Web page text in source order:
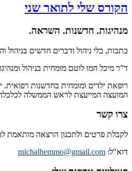
הקורס שלי לתואר שני
מנהיגות. חדשנות. השראה.
כתבות, כלי ניהול ודברים חדשים בניהול
ד”ר מיכל חמו לוטם מומחית בניהול
רופאת ילדים ומומחית בחדשנות רפואית.
המועצה המייעצת לראש הממשלה לכלכלה
צרו קשר
לקבלת פרטים ולתכנון הרצאה מותאמת
דוא"ל: michalhemmo@gmail.com